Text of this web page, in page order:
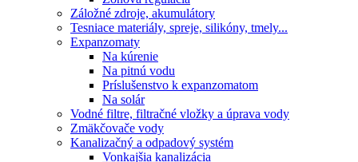
Záložné zdroje, akumulátory
Tesniace materiály, spreje, silikóny, tmely...
Expanzomaty
Na kúrenie
Na pitnú vodu
Príslušenstvo k expanzomatom
Na solár
Vodné filtre, filtračné vložky a úprava vody
Zmäkčovače vody
Kanalizačný a odpadový systém
Vonkajšia kanalizácia